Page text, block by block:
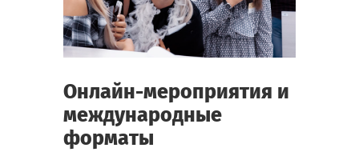
Онлайн-мероприятия и
международные
форматы